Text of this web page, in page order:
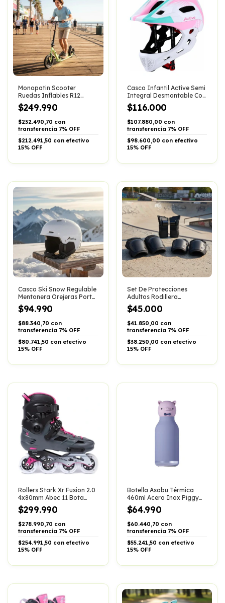
Monopatin Scooter
Ruedas Inflables R12
Suspension Adultos
$249.990
$232.490,70 con
transferencia 7% OFF
$212.491,50 con efectivo
15% OFF
Casco Infantil Active Semi
Integral Desmontable Con
Luz Led
$116.000
$107.880,00 con
transferencia 7% OFF
$98.600,00 con efectivo
15% OFF
Casco Ski Snow Regulable
Mentonera Orejeras Porta
Antiparras
$94.990
$88.340,70 con
transferencia 7% OFF
$80.741,50 con efectivo
15% OFF
Set De Protecciones
Adultos Rodillera
Muñequera Codera Profe
$45.000
$41.850,00 con
transferencia 7% OFF
$38.250,00 con efectivo
15% OFF
Rollers Stark Xr Fusion 2.0
4x80mm Abec 11 Bota
Rigida Prof
$299.990
$278.990,70 con
transferencia 7% OFF
$254.991,50 con efectivo
15% OFF
Botella Asobu Térmica
460ml Acero Inox Piggy
Chancho Pico
$64.990
$60.440,70 con
transferencia 7% OFF
$55.241,50 con efectivo
15% OFF